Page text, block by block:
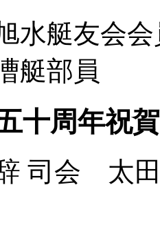
水艇友会会
艇部員
十周年祝
司会 太